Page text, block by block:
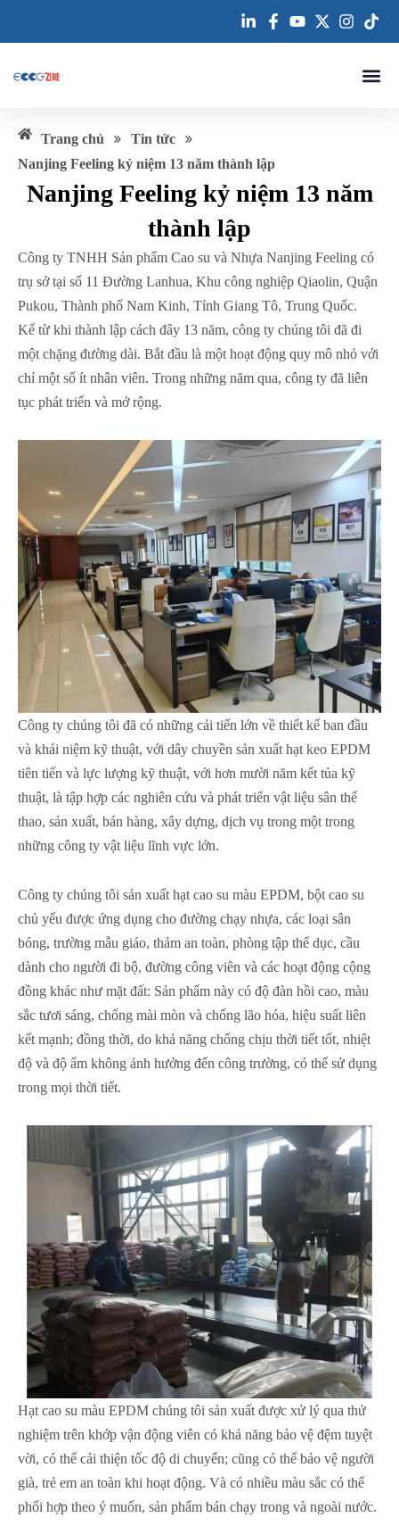
dung
Trang chủ » Tin tức »
Nanjing Feeling kỷ niệm 13 năm thành lập
Nanjing Feeling kỷ niệm 13 năm
thành lập
Công ty TNHH Sản phẩm Cao su và Nhựa Nanjing Feeling có
trụ sở tại số 11 Đường Lanhua, Khu công nghiệp Qiaolin, Quận
Pukou, Thành phố Nam Kinh, Tỉnh Giang Tô, Trung Quốc.
Kể từ khi thành lập cách đây 13 năm, công ty chúng tôi đã đi
một chặng đường dài. Bắt đầu là một hoạt động quy mô nhỏ với
chỉ một số ít nhân viên. Trong những năm qua, công ty đã liên
tục phát triển và mở rộng.
Công ty chúng tôi đã có những cải tiến lớn về thiết kế ban đầu
và khái niệm kỹ thuật, với dây chuyền sản xuất hạt keo EPDM
tiên tiến và lực lượng kỹ thuật, với hơn mười năm kết tủa kỹ
thuật, là tập hợp các nghiên cứu và phát triển vật liệu sân thể
thao, sản xuất, bán hàng, xây dựng, dịch vụ trong một trong
những công ty vật liệu lĩnh vực lớn.
Công ty chúng tôi sản xuất hạt cao su màu EPDM, bột cao su
chủ yếu được ứng dụng cho đường chạy nhựa, các loại sân
bóng, trường mẫu giáo, thảm an toàn, phòng tập thể dục, cầu
dành cho người đi bộ, đường công viên và các hoạt động cộng
đồng khác như mặt đất: Sản phẩm này có độ đàn hồi cao, màu
sắc tươi sáng, chống mài mòn và chống lão hóa, hiệu suất liên
kết mạnh; đồng thời, do khả năng chống chịu thời tiết tốt, nhiệt
độ và độ ẩm không ảnh hưởng đến công trường, có thể sử dụng
trong mọi thời tiết.
Hạt cao su màu EPDM chúng tôi sản xuất được xử lý qua thử
nghiệm trên khớp vận động viên có khả năng bảo vệ đệm tuyệt
vời, có thể cải thiện tốc độ di chuyển; cũng có thể bảo vệ người
già, trẻ em an toàn khi hoạt động. Và có nhiều màu sắc có thể
phối hợp theo ý muốn, sản phẩm bán chạy trong và ngoài nước.